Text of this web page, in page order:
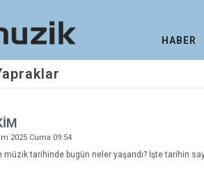
HABER
2025 Cuma 09:54
müzik tarihinde bugün neler yaşandı? İşte tarihin